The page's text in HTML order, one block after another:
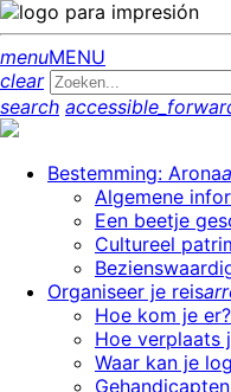
menuMENU
clear
search
Bestemming: Arona
Algemene
Een beetje
Cultureel
Organiseer je reis
Hoe kom je er?
Hoe verplaats
Waar kan je
Gehandicapten